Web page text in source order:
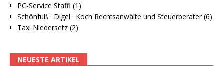
PC-Service Staffl (1)
Schönfuß · Digel · Koch Rechtsanwälte und Steuerberater (6)
Taxi Niedersetz (2)
NEUESTE ARTIKEL